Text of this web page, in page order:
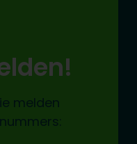
melden